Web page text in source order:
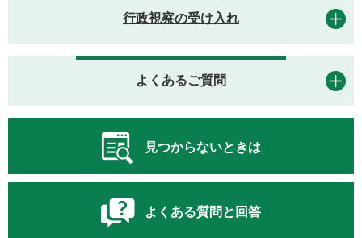
行政視察の受け入れ
よくあるご質問
見つからないときは
よくある質問と回答